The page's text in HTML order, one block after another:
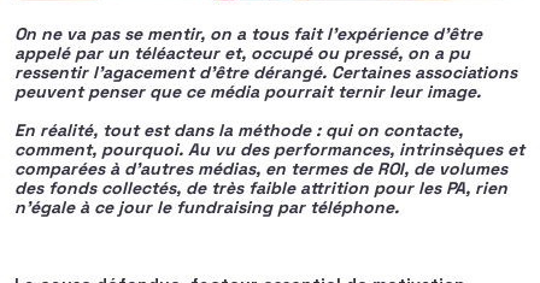
On ne va pas se mentir, on a tous fait l’expérience d’être
appelé par un téléacteur et, occupé ou pressé, on a pu
ressentir l’agacement d’être dérangé. Certaines associations
peuvent penser que ce média pourrait ternir leur image.
En réalité, tout est dans la méthode : qui on contacte,
comment, pourquoi. Au vu des performances, intrinsèques et
comparées à d’autres médias, en termes de ROI, de volumes
des fonds collectés, de très faible attrition pour les PA, rien
n’égale à ce jour le fundraising par téléphone.